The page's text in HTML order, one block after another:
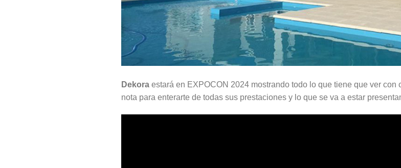
Dekora estará en EXPOCON 2024 mostrando todo lo que tiene que ver
nota para enterarte de todas sus prestaciones y lo que se va a estar